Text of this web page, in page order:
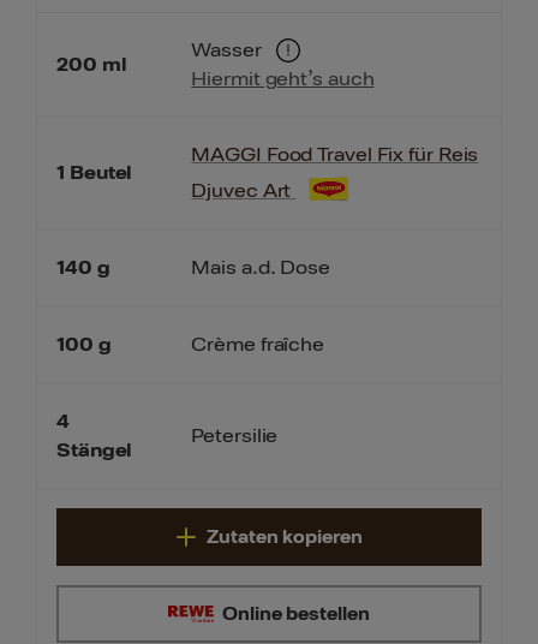
200 ml
1 Beutel
140 g
100 g
4
Stängel
Wasser
Hiermit geht’s auch
MAGGI Food Travel Fix für Reis
Djuvec Art
Mais a.d. Dose
Crème fraîche
Petersilie
Online bestellen
Zutaten kopieren